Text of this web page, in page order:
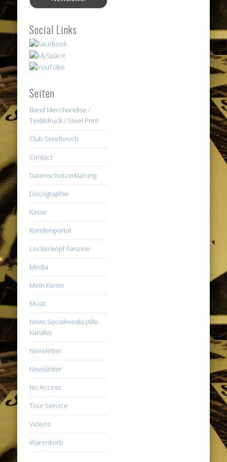
Social Links
Seiten
Band Merchandise /
Textildruck / Steel Print
Club Steelbruch
Contact
Datenschutzerklärung
Discographie
Kasse
Kundenportal
Lockenkopf Fanzine
Media
Mein Konto
Music
News Socialmedia (Alle
Kanäle)
Newsletter
Newsletter
No Access
Tour Service
Videos
Warenkorb